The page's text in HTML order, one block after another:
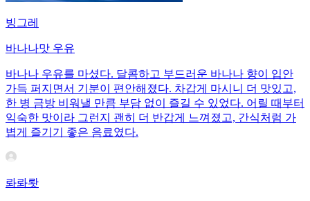
빙그레
바나나맛 우유
바나나 우유를 마셨다. 달콤하고 부드러운 바나나 향이 입안
가득 퍼지면서 기분이 편안해졌다. 차갑게 마시니 더 맛있고,
한 병 금방 비워낼 만큼 부담 없이 즐길 수 있었다. 어릴 때부터
익숙한 맛이라 그런지 괜히 더 반갑게 느껴졌고, 간식처럼 가
볍게 즐기기 좋은 음료였다.
롸롸뢋